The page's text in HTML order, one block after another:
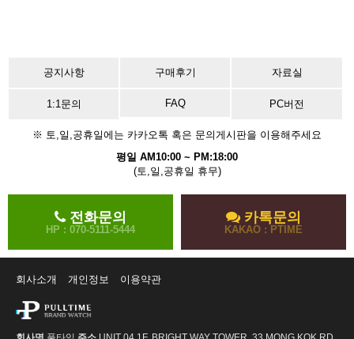
공지사항 구매후기 자료실
1:1문의 FAQ PC버전
※ 토,일,공휴일에는 카카오톡 혹은 문의게시판을 이용해주세요
평일 AM10:00 ~ PM:18:00
(토,일,공휴일 휴무)
전화문의
HP : 070-5111-5444
카톡문의
KAKAO : PTIME
회사소개 개인정보 이용약관